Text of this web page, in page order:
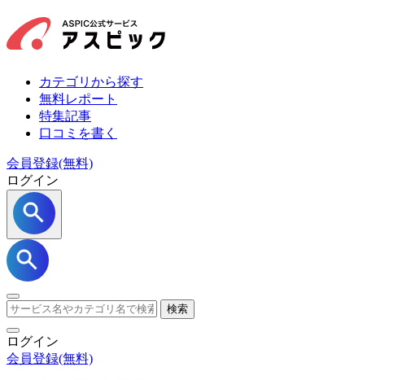
カテゴリから探す
無料レポート
特集記事
口コミを書く
会員登録(無料)
ログイン
検索
ログイン
会員登録(無料)